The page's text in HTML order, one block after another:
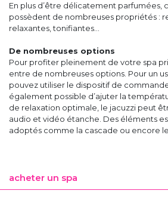
En plus d’être délicatement parfumées,
possèdent de nombreuses propriétés :
relaxantes, tonifiantes…
De nombreuses options
Pour profiter pleinement de votre spa
entre de nombreuses options. Pour un
pouvez utiliser le dispositif de
également possible d’ajuter la
de relaxation optimale, le jacuzzi peut
audio et vidéo étanche. Des éléments
adoptés comme la cascade ou encore
acheter un spa